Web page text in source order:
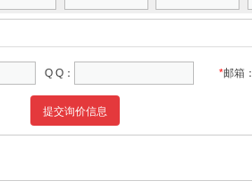
Q Q： *邮箱：
提交询价信息